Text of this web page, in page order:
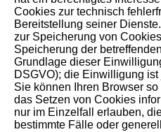
Cookies zur technisch
Bereitstellung seiner
zur Speicherung von
Speicherung der
Grundlage dieser
DSGVO); die Einwilligung
Sie können Ihren Browser
das Setzen von Cookies
nur im Einzelfall erlauben,
bestimmte Fälle oder